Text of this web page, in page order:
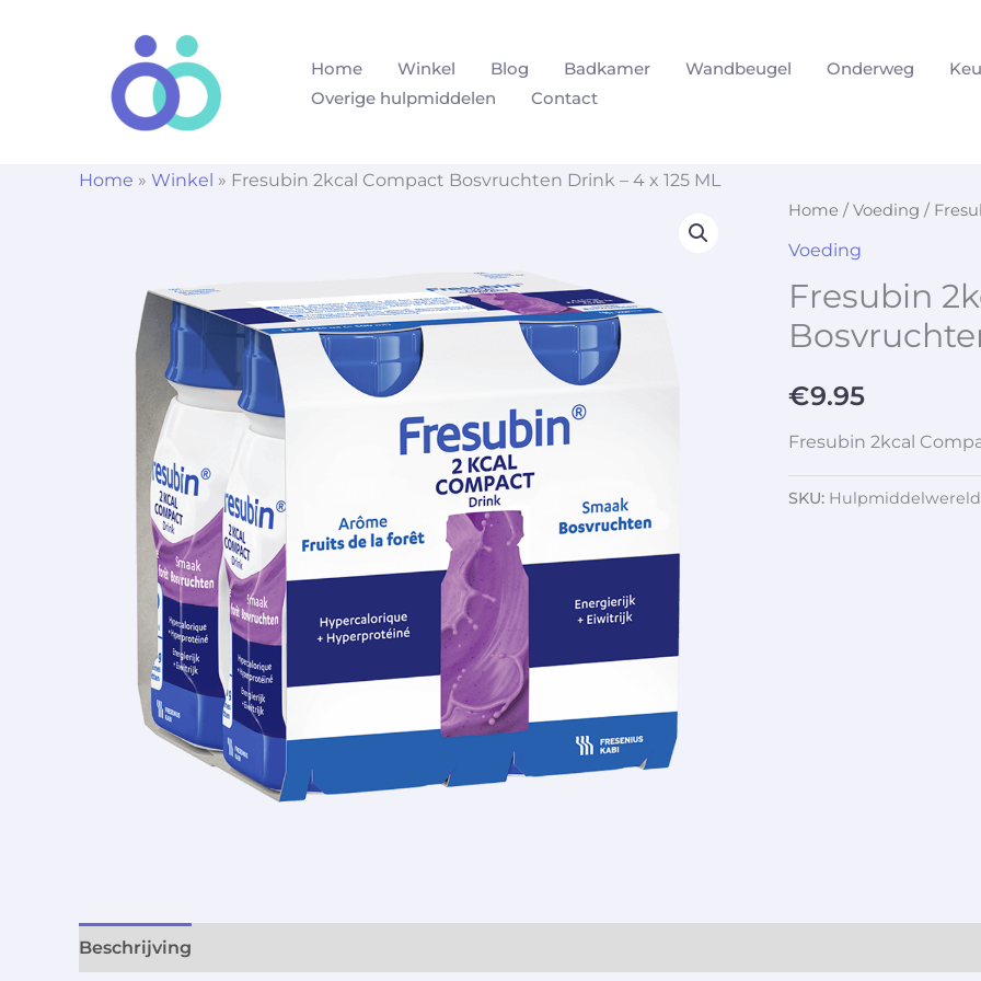
Home Winkel Blog Badkamer Wandbeugel Onderweg
Overige hulpmiddelen
Contact
Home » Winkel » Fresubin 2kcal Compact Bosvruchten Drink – 4 x 125 ML
Home / Voeding /
Voeding
Fresubin
€9.95
Fresubin 2kcal
SKU:
Beschrijving